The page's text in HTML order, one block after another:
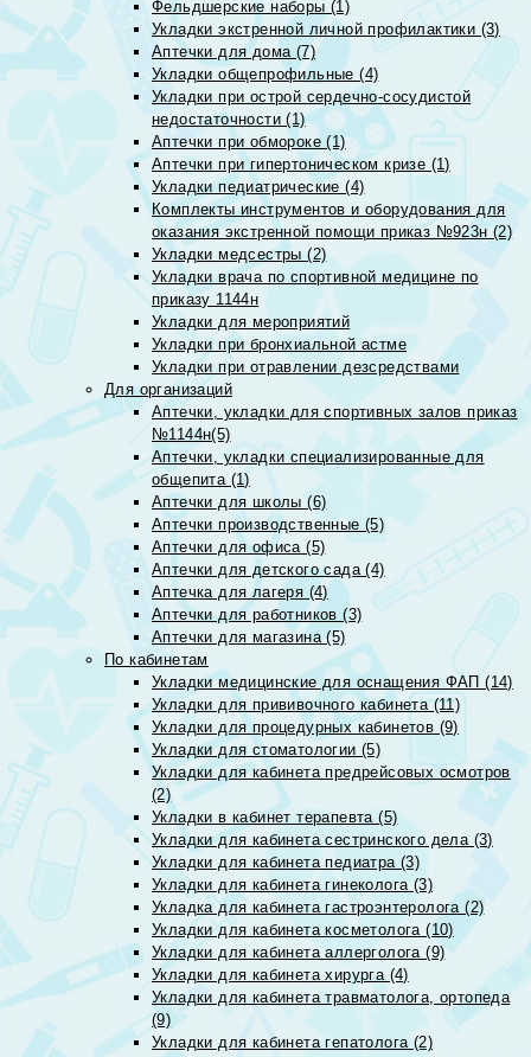
Фельдшерские наборы (1)
Укладки экстренной личной профилактики (3)
Аптечки для дома (7)
Укладки общепрофильные (4)
Укладки при острой сердечно-сосудистой
недостаточности (1)
Аптечки при обмороке (1)
Аптечки при гипертоническом кризе (1)
Укладки педиатрические (4)
Комплекты инструментов и оборудования для
оказания экстренной помощи приказ №923н (2)
Укладки медсестры (2)
Укладки врача по спортивной медицине по
приказу 1144н
Укладки для мероприятий
Укладки при бронхиальной астме
Укладки при отравлении дезсредствами
Для организаций
Аптечки, укладки для спортивных залов приказ
№1144н(5)
Аптечки, укладки специализированные для
общепита (1)
Аптечки для школы (6)
Аптечки производственные (5)
Аптечки для офиса (5)
Аптечки для детского сада (4)
Аптечка для лагеря (4)
Аптечки для работников (3)
Аптечки для магазина (5)
По кабинетам
Укладки медицинские для оснащения ФАП (14)
Укладки для прививочного кабинета (11)
Укладки для процедурных кабинетов (9)
Укладки для стоматологии (5)
Укладки для кабинета предрейсовых осмотров
(2)
Укладки в кабинет терапевта (5)
Укладки для кабинета сестринского дела (3)
Укладки для кабинета педиатра (3)
Укладки для кабинета гинеколога (3)
Укладка для кабинета гастроэнтеролога (2)
Укладки для кабинета косметолога (10)
Укладки для кабинета аллерголога (9)
Укладки для кабинета хирурга (4)
Укладки для кабинета травматолога, ортопеда
(9)
Укладки для кабинета гепатолога (2)